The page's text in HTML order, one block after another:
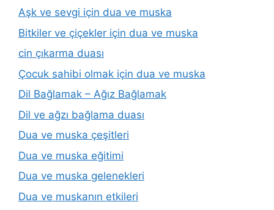
Aşk ve sevgi için dua ve muska
Bitkiler ve çiçekler için dua ve muska
cin çıkarma duası
Çocuk sahibi olmak için dua ve muska
Dil Bağlamak – Ağız Bağlamak
Dil ve ağzı bağlama duası
Dua ve muska çeşitleri
Dua ve muska eğitimi
Dua ve muska gelenekleri
Dua ve muskanın etkileri